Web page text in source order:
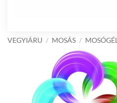
VEGYIÁRU / MOSÁS / MOSÓGÉL